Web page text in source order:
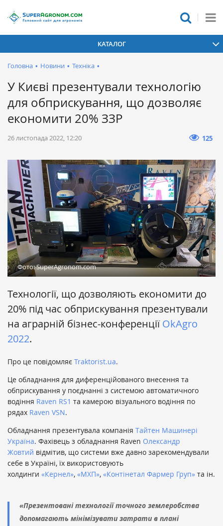
КАТАЛОГ
Головна • Новини • Техніка •
У Києві презентували технологію
для обприскування, що дозволяє
економити 20% ЗЗР
26 листопада 2022, 12:20 125
Фото: SuperAgronom.com
Технології, що дозволяють економити до
20% під час обприскування презентували
на аграрній бізнес-конференціїOkAgro
2022.
Про це повідомляє Traktorist.ua.
Це обладнання для диференційованого внесення та
обприскування у поєднанні з системою автоматичного
водіння Raven RS1 та камерою візуального водіння по
рядах Raven VSN.
Обладнання презентувала компанія Тайтен Машинері
Україна. Фахівець з обладнання Raven Олександр
Жовтий відмітив, що системи вже давно зарекомендували
себе в Україні, їх використовують
холдинги «Кернел», «МХП», «Контінетал Фармер Груп» та ін.
«Презентовані технології точного землеробства
допомагають мінімізувати затрати в плані